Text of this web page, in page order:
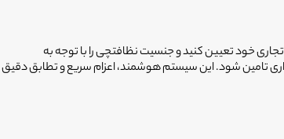
خود تعیین کنید و جنسیت نظافتچی را با توجه به
تامین شود. این سیستم هوشمند، اعزام سریع و تطابق دقیق